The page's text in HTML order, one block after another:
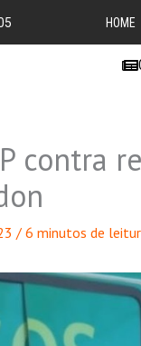
HOME
contra
/ 6 minutos de